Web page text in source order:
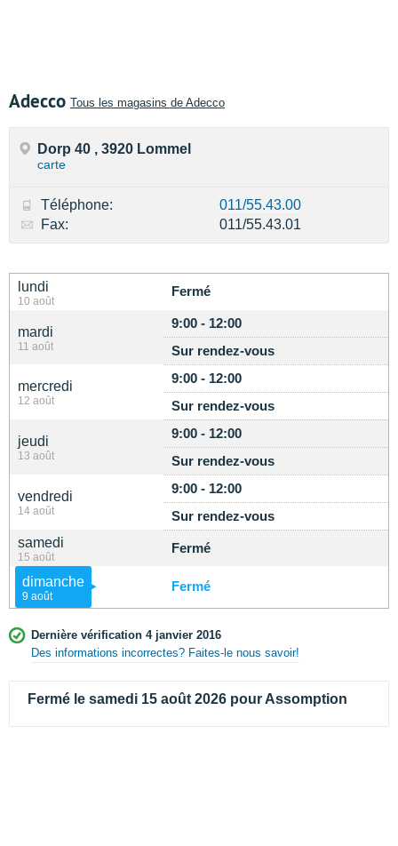
Adecco Tous les magasins de Adecco
lundi
10 août
Fermé
mardi
11 août
9:00 - 12:00
Sur rendez-vous
mercredi
12 août
9:00 - 12:00
Sur rendez-vous
jeudi
13 août
9:00 - 12:00
Sur rendez-vous
vendredi
14 août
9:00 - 12:00
Sur rendez-vous
samedi
15 août
Fermé
dimanche
9 août
Fermé
Dernière vérification 4 janvier 2016
Des informations incorrectes? Faites-le nous savoir!
Fermé le samedi 15 août 2026 pour Assomption
Dorp 40 , 3920 Lommel
carte
Téléphone:
011/55.43.00
Fax:
011/55.43.01